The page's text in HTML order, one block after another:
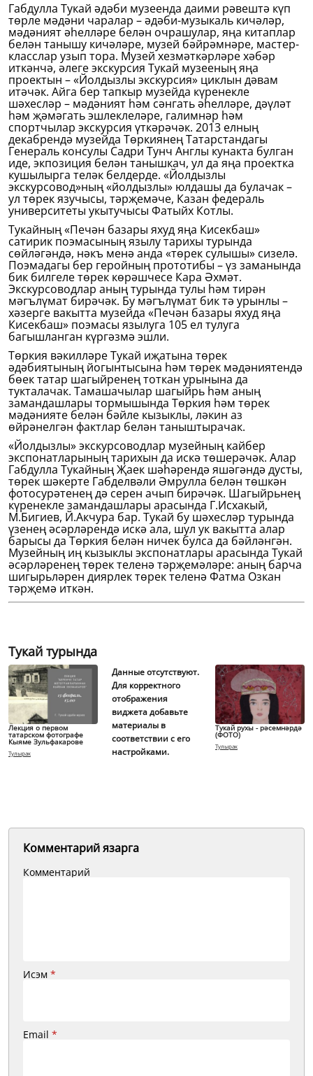
Габдулла Тукай әдәби музеенда даими рәвештә күп
төрле мәдәни чаралар – әдәби-музыкаль кичәләр,
мәдәният әһелләре белән очрашулар, яңа китаплар
белән танышу кичәләре, музей бәйрәмнәре, мастер-
класслар узып тора. Музей хезмәткәрләре хәбәр
иткәнчә, әлеге экскурсия Тукай музееның яңа
проектын – «Йолдызлы экскурсия» циклын дәвам
итәчәк. Айга бер тапкыр музейда күренекле
шәхесләр – мәдәният һәм сәнгать әһелләре, дәүләт
һәм җәмәгать эшлеклеләре, галимнәр һәм
спортчылар экскурсия үткәрәчәк. 2013 елның
декабрендә музейда Төркиянең Татарстандагы
Генераль консулы Садри Тунч Англы кунакта булган
иде, экпозиция белән танышкач, ул да яңа проектка
кушылырга теләк белдерде. «Йолдызлы
экскурсовод»ның «йолдызлы» юлдашы да булачак –
ул төрек язучысы, тәрҗемәче, Казан федераль
университеты укытучысы Фатыйх Котлы.
Тукайның «Печән базары яхуд яңа Кисекбаш»
сатирик поэмасының язылу тарихы турында
сөйләгәндә, нәкъ менә анда «төрек сулышы» сизелә.
Поэмадагы бер геройның прототибы – үз заманында
бик билгеле төрек көрәшчесе Кара Әхмәт.
Экскурсоводлар аның турында тулы һәм тирән
мәгълүмат бирәчәк. Бу мәгълүмат бик тә урынлы –
хәзерге вакытта музейда «Печән базары яхуд яңа
Кисекбаш» поэмасы язылуга 105 ел тулуга
багышланган күргәзмә эшли.
Төркия вәкилләре Тукай иҗатына төрек
әдәбиятының йогынтысына һәм төрек мәдәниятендә
бөек татар шагыйренең тоткан урынына да
тукталачак. Тамашачылар шагыйрь һәм аның
замандашлары тормышында Төркия һәм төрек
мәдәнияте белән бәйле кызыклы, ләкин аз
өйрәнелгән фактлар белән таныштырачак.
«Йолдызлы» экскурсоводлар музейның кайбер
экспонатларының тарихын да искә төшерәчәк. Алар
Габдулла Тукайның Җаек шәһәрендә яшәгәндә дусты,
төрек шәкерте Габделвәли Әмрулла белән төшкән
фотосурәтенең дә серен ачып бирәчәк. Шагыйрьнең
күренекле замандашлары арасында Г.Исхакый,
М.Бигиев, Й.Акчура бар. Тукай бу шәхесләр турында
үзенең әсәрләрендә искә ала, шул ук вакытта алар
барысы да Төркия белән ничек булса да бәйләнгән.
Музейның иң кызыклы экспонатлары арасында Тукай
әсәрләренең төрек теленә тәрҗемәләре: аның барча
шигырьләрен диярлек төрек теленә Фатма Озкан
тәрҗемә иткән.
Тукай турында
Лекция о первом
татарском фотографе
Кыяме Зульфакарове
Тулырак
Данные отсутствуют.
Для корректного
отображения
виджета добавьте
материалы в
соответствии с его
настройками.
Тукай рухы - рәсемнәрдә
(ФОТО)
Тулырак
Комментарий язарга
Комментарий
Исэм *
Email *